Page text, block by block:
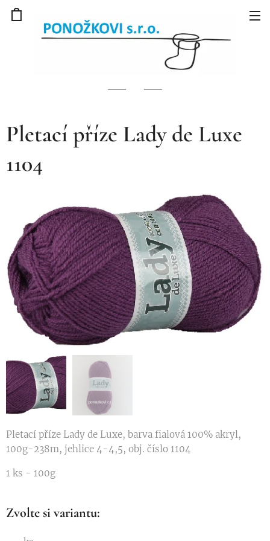
Pletací příze Lady de Luxe
1104
Pletací příze Lady de Luxe, barva fialová 100% akryl,
100g-238m, jehlice 4-4,5, obj. číslo 1104
1 ks - 100g
Zvolte si variantu: